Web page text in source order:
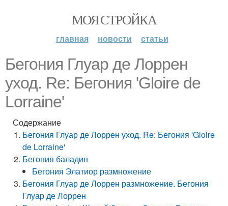
МОЯ СТРОЙКА
главная новости статьи
Бегония Глуар де Лоррен
уход. Re: Бегония 'Gloire de
Lorraine'
Содержание
Бегония Глуар де Лоррен уход. Re: Бегония 'Gloire
de Lorraine'
Бегония баладин
Бегония Элатиор размножение
Бегония Глуар де Лоррен размножение. Бегония
Глуар де Лоррен